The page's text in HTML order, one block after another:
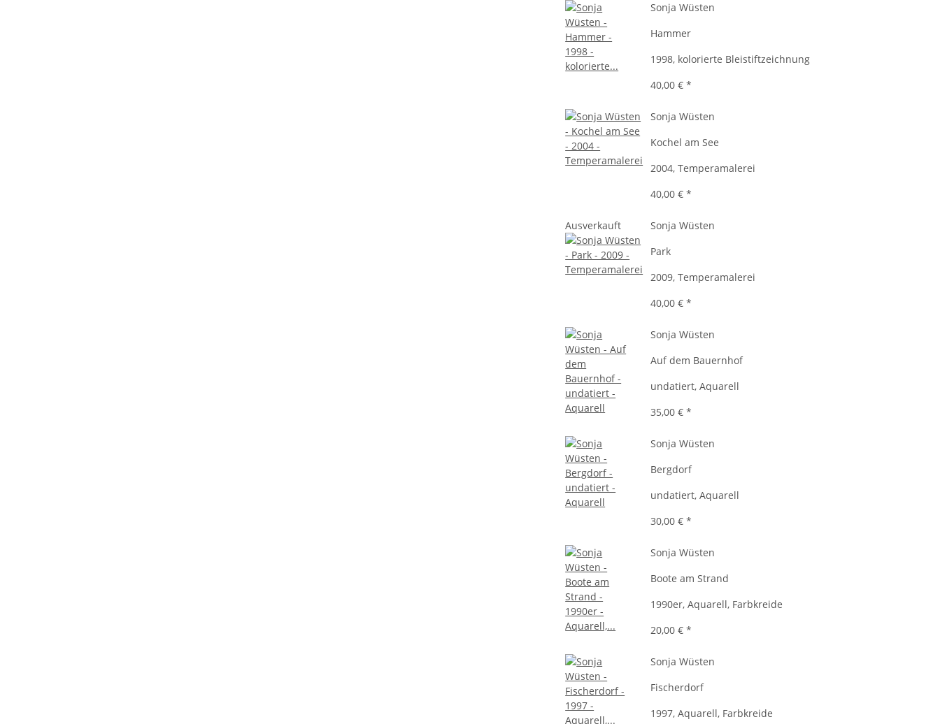
Sonja Wüsten
Hammer
1998, kolorierte Bleistiftzeichnung
40,00 €*
Sonja Wüsten
Kochel am See
2004, Temperamalerei
40,00 €*
Ausverkauft
Sonja Wüsten
Park
2009, Temperamalerei
40,00 €*
Sonja Wüsten
Auf dem Bauernhof
undatiert, Aquarell
35,00 €*
Sonja Wüsten
Bergdorf
undatiert, Aquarell
30,00 €*
Sonja Wüsten
Boote am Strand
1990er, Aquarell, Farbkreide
20,00 €*
Sonja Wüsten
Fischerdorf
1997, Aquarell, Farbkreide